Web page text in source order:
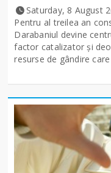
Saturday, 8 August
Pentru al treilea an
Darabaniul devine
factor catalizator și
resurse de gândire